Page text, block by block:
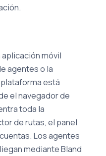
aplicación móvil
agentes o la
está
el navegador de
toda la
de rutas, el panel
Los agentes
mediante Bland